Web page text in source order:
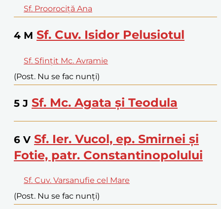
Sf. Proorociță Ana
4 M Sf. Cuv. Isidor Pelusiotul
Sf. Sfințit Mc. Avramie
(Post. Nu se fac nunți)
5 J Sf. Mc. Agata și Teodula
6 V Sf. Ier. Vucol, ep. Smirnei și
Fotie, patr. Constantinopolului
Sf. Cuv. Varsanufie cel Mare
(Post. Nu se fac nunți)